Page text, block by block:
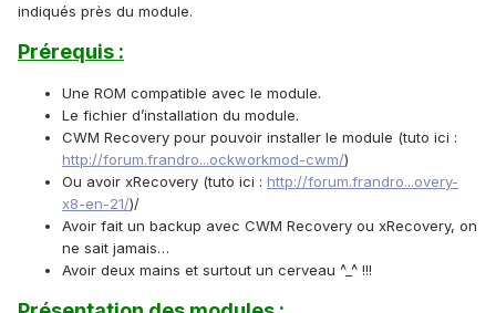
indiqués près du module.
Prérequis :
Une ROM compatible avec le module.
Le fichier d’installation du module.
CWM Recovery pour pouvoir installer le module (tuto ici :
http://forum.frandro...ockworkmod-cwm/)
Ou avoir xRecovery (tuto ici : http://forum.frandro...overy-
x8-en-21/)/
Avoir fait un backup avec CWM Recovery ou xRecovery, on
ne sait jamais…
Avoir deux mains et surtout un cerveau ^_^ !!!